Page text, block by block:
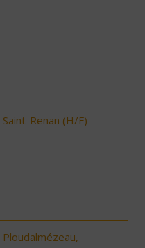
Renan (H/F)